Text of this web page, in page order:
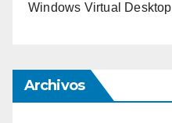
Windows Virtual Desktop
Archivos